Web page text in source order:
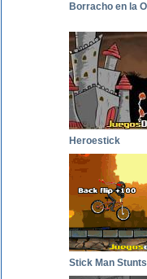
Heroestick
Stick Man Stunts